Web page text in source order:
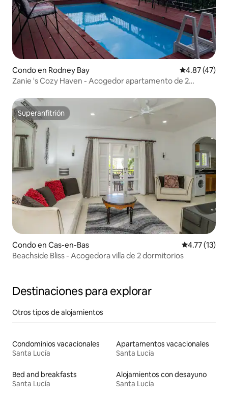
Condo en Rodney Bay Calificación
4.87 (47)
Zanie 's Cozy Haven - Acogedor apartamento de 2
Superanfitrión
Superanfitrión
Condo en Cas-en-Bas Calificación
4.77 (13)
Beachside Bliss - Acogedora villa de 2 dormitorios
Destinaciones para explorar
Otros tipos de alojamientos
Condominios vacacionales
Santa Lucía
Apartamentos vacacionales
Santa Lucía
Bed and breakfasts
Santa Lucía
Alojamientos con desayuno
Santa Lucía